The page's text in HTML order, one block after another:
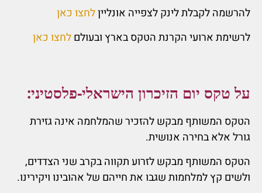
להרשמה לקבלת לינק לצפייה אונלייןלחצו כאן
לרשימת ארועי הקרנת הטקס בארץ ובעולםלחצו כאן
על טקס יום הזיכרון הישראלי-פלסטיני:
הטקס המשותף מבקש להזכיר שהמלחמה אינה גזירת
גורל אלא בחירה אנושית.
הטקס המשותף מבקש לזרוע תקווה בקרב שני הצדדים,
ולשים קץ למלחמות שגבו את חייהם של אהובינו ויקירינו.